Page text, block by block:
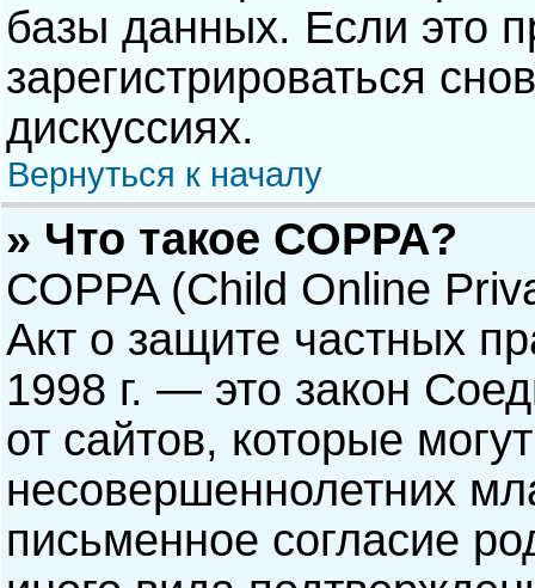
базы данных. Если это
зарегистрироваться
дискуссиях.
Вернуться к началу
» Что такое COPPA?
COPPA (Child Online
Акт о защите частных
1998 г. — это закон
от сайтов, которые
несовершеннолетних
письменное согласие